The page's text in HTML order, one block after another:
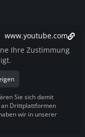
www.youtube.com
Ihre Zustimmung
Sie sich damit
an Drittplattformen
wir in unserer